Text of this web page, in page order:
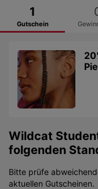
1
Gutschein
Wildcat
folgenden
Bitte prüfe
aktuellen Gutscheinen.